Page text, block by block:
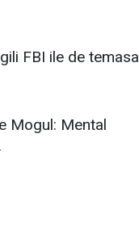
FBI ile de temasa
Mogul: Mental